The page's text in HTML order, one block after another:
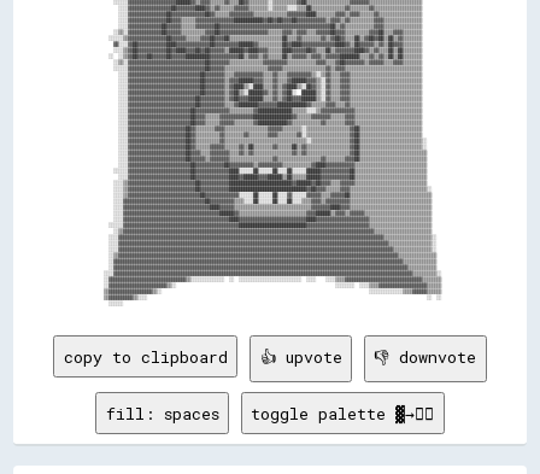
copy to clipboard 👍 upvote 👎 downvote
fill: spaces toggle palette ▓→✊🏽